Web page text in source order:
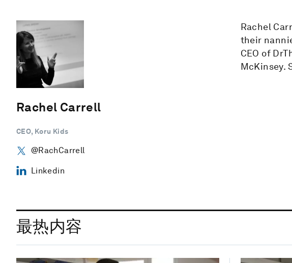
Rachel Carrell
CEO, Koru Kids
@RachCarrell
Linkedin
Rachel
their
CEO of
McKinsey.
最热内容